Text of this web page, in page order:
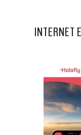
INTERNET